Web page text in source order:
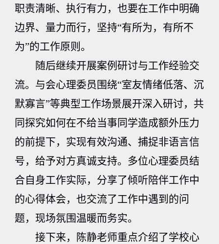
职责清晰、执行有力，也要在工作中明确
边界、量力而行，坚持“有所为，有所不
为”的工作原则。
随后继续开展案例研讨与工作经验交
流。与会心理委员围绕“室友情绪低落、沉
默寡言”等典型工作场景展开深入研讨，共
同探究如何在不给当事同学造成额外压力
的前提下，实现有效沟通、捕捉非语言信
号，给予对方真诚支持。多位心理委员结
合自身工作实际，分享了倾听陪伴工作中
的心得体会，也交流了工作中遇到的问
题，现场氛围温暖而务实。
接下来，陈静老师重点介绍了学校心